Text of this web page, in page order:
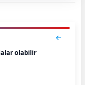
olabilir